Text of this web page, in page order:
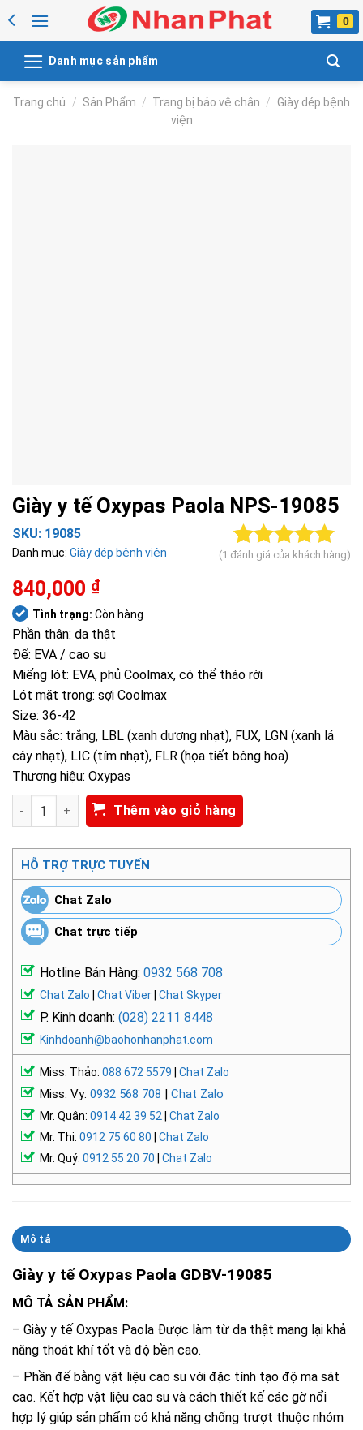
to
Danh mục sản phẩm
Trang chủ / Sản Phẩm / Trang bị bảo vệ chân / Giày dép bệnh
viện
Giày y tế Oxypas Paola NPS-19085
SKU: 19085
Danh mục: Giày dép bệnh viện
5.00 trên 5
1
(1 đánh giá của khách hàng)
840,000 ₫
Tình trạng: Còn hàng
Phần thân: da thật
Đế: EVA / cao su
Miếng lót: EVA, phủ Coolmax, có thể tháo rời
Lót mặt trong: sợi Coolmax
Size: 36-42
Màu sắc: trắng, LBL (xanh dương nhạt), FUX, LGN (xanh lá
cây nhạt), LIC (tím nhạt), FLR (họa tiết bông hoa)
Thương hiệu: Oxypas
Giày y tế Oxypas Paola NPS-19085 số lượng
Thêm vào giỏ hàng
HỖ TRỢ TRỰC TUYẾN
Chat Zalo
Chat trực tiếp
Hotline Bán Hàng: 0932 568 708
Chat Zalo Chat Viber Chat Skyper
P. Kinh doanh: (028) 2211 8448
Kinhdoanh@baohonhanphat.com
Miss. Thảo: 088 672 5579 Chat Zalo
Miss. Vy: 0932 568 708 | Chat Zalo
Mr. Quân: 0914 42 39 52
Chat Zalo
Mr. Thi: 0912 75 60 80
Chat Zalo
Mr. Quý: 0912 55 20 70 Chat Zalo
Mô tả
Giày y tế Oxypas Paola GDBV-19085
MÔ TẢ SẢN PHẨM:
– Giày y tế Oxypas Paola Được làm từ da thật mang lại khả
năng thoát khí tốt và độ bền cao.
– Phần đế bằng vật liệu cao su với đặc tính tạo độ ma sát
cao. Kết hợp vật liệu cao su và cách thiết kế các gờ nổi
hợp lý giúp sản phẩm có khả năng chống trượt thuộc nhóm